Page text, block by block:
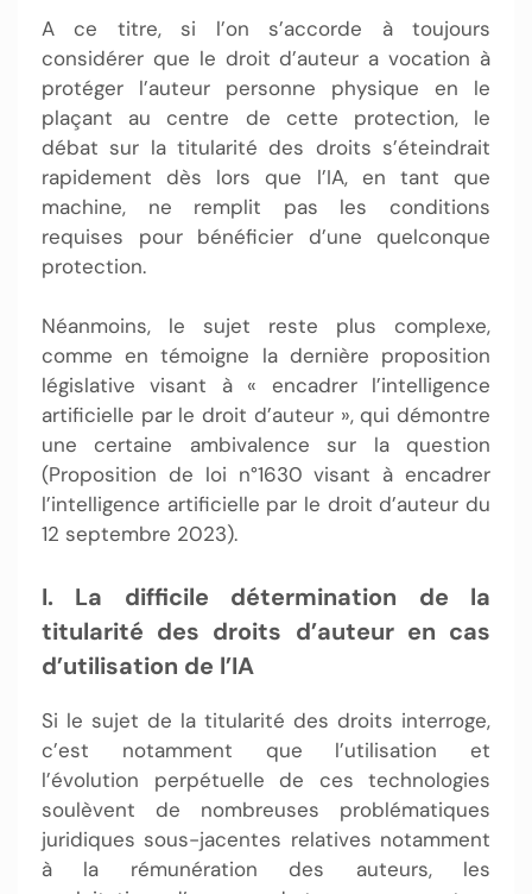
A ce titre, si l’on s’accorde à toujours
considérer que le droit d’auteur a vocation à
protéger l’auteur personne physique en le
plaçant au centre de cette protection, le
débat sur la titularité des droits s’éteindrait
rapidement dès lors que l’IA, en tant que
machine, ne remplit pas les conditions
requises pour bénéficier d’une quelconque
protection.
Néanmoins, le sujet reste plus complexe,
comme en témoigne la dernière proposition
législative visant à « encadrer l’intelligence
artificielle par le droit d’auteur », qui démontre
une certaine ambivalence sur la question
(Proposition de loi n°1630 visant à encadrer
l’intelligence artificielle par le droit d’auteur du
12 septembre 2023).
I. La difficile détermination de la
titularité des droits d’auteur en cas
d’utilisation de l’IA
Si le sujet de la titularité des droits interroge,
c’est notamment que l’utilisation et
l’évolution perpétuelle de ces technologies
soulèvent de nombreuses problématiques
juridiques sous-jacentes relatives notamment
à la rémunération des auteurs, les